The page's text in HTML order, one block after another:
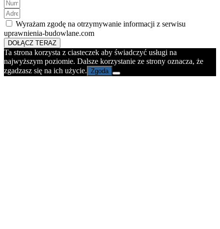
Wyrażam zgodę na otrzymywanie informacji z serwisu
uprawnienia-budowlane.com
DOŁĄCZ TERAZ
Ta strona korzysta z ciasteczek aby świadczyć usługi na
najwyższym poziomie. Dalsze korzystanie ze strony oznacza, że
zgadzasz się na ich użycie. Zgoda